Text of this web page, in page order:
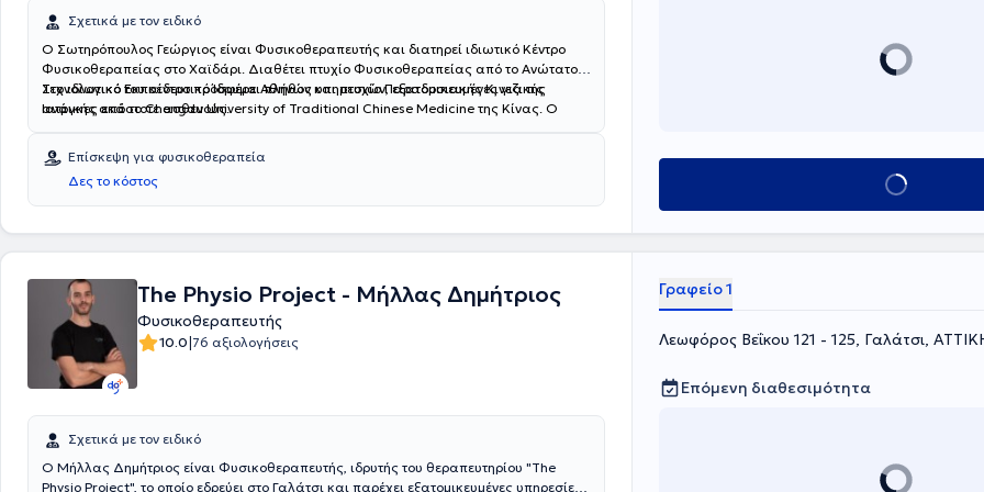
Σχετικά με τον ειδικό
Ο Σωτηρόπουλος Γεώργιος είναι Φυσικοθεραπευτής και διατηρεί ιδιωτικό Κέντρο
Φυσικοθεραπείας στο Χαϊδάρι. Διαθέτει πτυχίο Φυσικοθεραπείας από το Ανώτατο
Τεχνολογικό Εκπαιδευτικό Ίδρυμα Αθηνών και πτυχίο Παραδοσιακής Κινεζικής
Ιατρικής από το Chengdu University of Traditional Chinese Medicine της Κίνας. Ο
Στο ιδιωτικό του κέντρο προσφέρει πλήθος υπηρεσιών, εξατομικευμένες για τις
ανάγκες εκάστοτε ασθενούς.
Επίσκεψη για φυσικοθεραπεία
Δες το κόστος
Κλείσε ραντεβού
The Physio Project - Μήλλας Δημήτριος
Φυσικοθεραπευτής
10.0|76 αξιολογήσεις
Σχετικά με τον ειδικό
Ο Μήλλας Δημήτριος είναι Φυσικοθεραπευτής, ιδρυτής του θεραπευτηρίου "The
Physio Project", το οποίο εδρεύει στο Γαλάτσι και παρέχει εξατομικευμένες υπηρεσίες
Γραφείο 1
Λεωφόρος Βεΐκου 121 - 125, Γαλάτσι,
Επόμενη διαθεσιμότητα